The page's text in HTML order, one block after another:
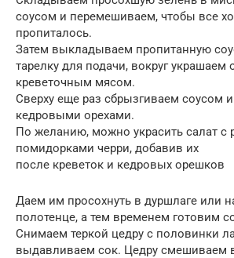
соусом и перемешиваем, чтобы все
пропиталось.
Затем выкладываем пропитанную
тарелку для подачи, вокруг
креветочным мясом.
Сверху еще раз сбрызгиваем соусом
кедровыми орехами.
По желанию, можно украсить салат с
помидорками черри, добавив их
после креветок и кедровых орешков
Даем им просохнуть в дуршлаге или
полотенце, а тем временем готовим
Снимаем теркой цедру с половинки
выдавливаем сок. Цедру смешиваем